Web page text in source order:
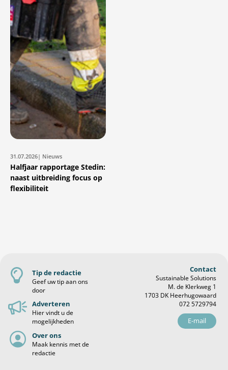
31.07.2026| Nieuws
Halfjaar rapportage Stedin:
naast uitbreiding focus op
flexibiliteit
Tip de redactie
Geef uw tip aan ons
door
Adverteren
Hier vindt u de
mogelijkheden
Over ons
Maak kennis met de
redactie
Contact
Sustainable Solutions
M. de Klerkweg 1
1703 DK Heerhugowaard
072 5729794
E-mail